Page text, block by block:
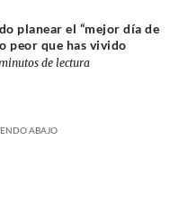
planear el “mejor día de
peor que has vivido
de lectura
ABAJO